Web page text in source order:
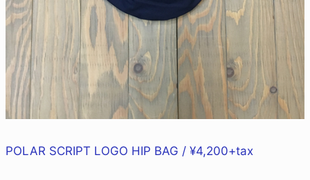
POLAR SCRIPT LOGO HIP BAG / ¥4,200+tax